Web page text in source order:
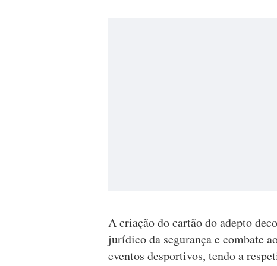
A criação do cartão do adepto
jurídico da segurança e combate
eventos desportivos, tendo a